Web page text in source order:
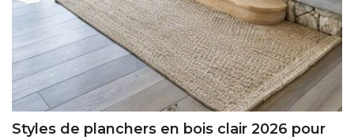
Styles de planchers en bois clair 2026 pour